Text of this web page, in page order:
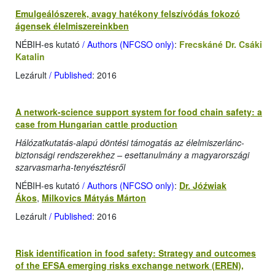
Emulgeálószerek, avagy hatékony felszívódás fokozó
ágensek élelmiszereinkben
NÉBIH-es kutató / Authors (NFCSO only): Frecskáné Dr. Csáki
Katalin
Lezárult / Published: 2016
A network-science support system for food chain safety: a
case from Hungarian cattle production
Hálózatkutatás-alapú döntési támogatás az élelmiszerlánc-
biztonsági rendszerekhez – esettanulmány a magyarországi
szarvasmarha-tenyésztésről
NÉBIH-es kutató / Authors (NFCSO only): Dr. Jóźwiak
Ákos, Milkovics Mátyás Márton
Lezárult / Published: 2016
Risk identification in food safety: Strategy and outcomes
of the EFSA emerging risks exchange network (EREN),